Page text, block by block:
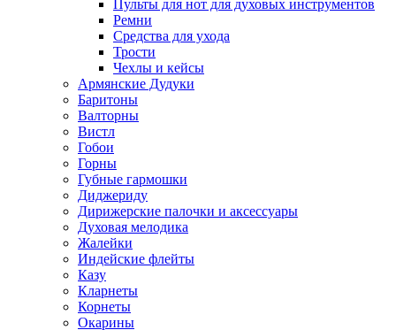
Пульты для нот для духовых инструментов
Ремни
Средства для ухода
Трости
Чехлы и кейсы
Армянские Дудуки
Баритоны
Валторны
Вистл
Гобои
Горны
Губные гармошки
Диджериду
Дирижерские палочки и аксессуары
Духовая мелодика
Жалейки
Индейские флейты
Казу
Кларнеты
Корнеты
Окарины